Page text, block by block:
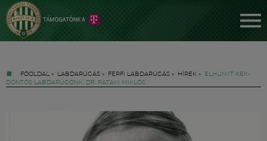
FŐOLDAL » LABDARÚGÁS » FÉRFI LABDARÚGÁS » HÍREK »
ELHUNYT KEK-
DÖNTŐS LABDARÚGÓNK, DR. PATAKI MIKLÓS